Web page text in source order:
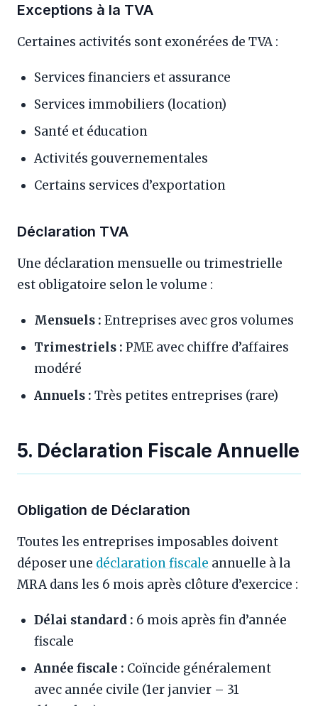
Exceptions à la TVA
Certaines activités sont exonérées de TVA :
Services financiers et assurance
Services immobiliers (location)
Santé et éducation
Activités gouvernementales
Certains services d’exportation
Déclaration TVA
Une déclaration mensuelle ou trimestrielle
est obligatoire selon le volume :
Mensuels : Entreprises avec gros volumes
Trimestriels : PME avec chiffre d’affaires
modéré
Annuels : Très petites entreprises (rare)
5. Déclaration Fiscale Annuelle
Obligation de Déclaration
Toutes les entreprises imposables doivent
déposer une déclaration fiscale annuelle à la
MRA dans les 6 mois après clôture d’exercice :
Délai standard : 6 mois après fin d’année
fiscale
Année fiscale : Coïncide généralement
avec année civile (1er janvier – 31